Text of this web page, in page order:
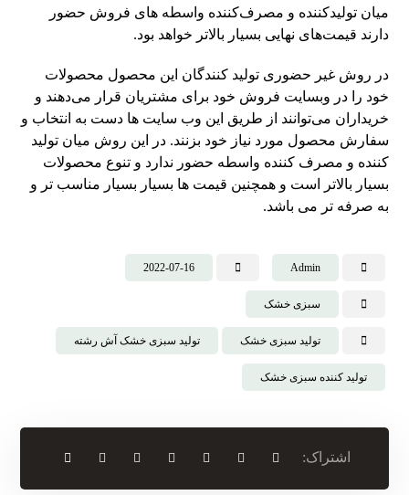
میان تولیدکننده و مصرف‌کننده واسطه های فروش حضور
دارند قیمت‌های نهایی بسیار بالاتر خواهد بود.
در روش غیر حضوری تولید کنندگان این محصول محصولات
خود را در وبسایت فروش خود برای مشتریان قرار می‌دهند و
خریداران می‌توانند از طریق این وب سایت ها دست به انتخاب و
سفارش محصول مورد نیاز خود بزنند. در این روش میان تولید
کننده و مصرف کننده واسطه حضور ندارد و تنوع محصولات
بسیار بالاتر است و همچنین قیمت ها بسیار بسیار مناسب تر و
به صرفه تر می باشد.
Admin
2022-07-16
سبزی خشک
تولید سبزی خشک تولید سبزی خشک آش رشته
تولید کننده سبزی خشک